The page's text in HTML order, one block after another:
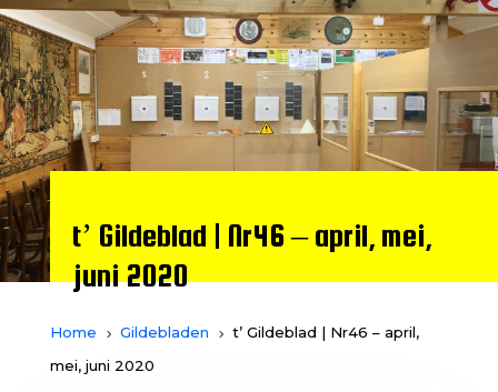
t’ Gildeblad | Nr46 – april, mei,
juni 2020
Home 5 Gildebladen 5
t’ Gildeblad | Nr46 – april,
mei, juni 2020